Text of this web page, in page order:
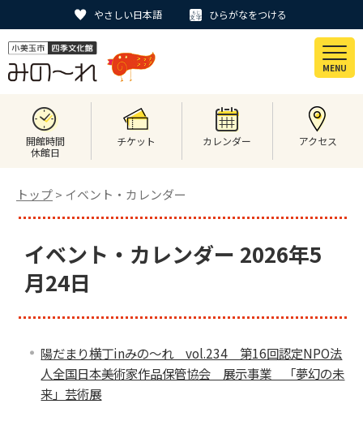
やさしい日本語 ひらがなをつける
MENU
開館時間
休館日
チケット カレンダー アクセス
トップ> イベント・カレンダー
イベント・カレンダー 2026年5
月24日
陽だまり横丁inみの～れ vol.234 第16回認定NPO法
人全国日本美術家作品保管協会 展示事業 「夢幻の未
来」芸術展